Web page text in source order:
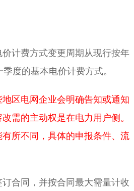
计费方式变更周期从现行按年
度的基本电价计费方式。
区电网企业会明确告知或通知
需的主动权是在电力用户侧。
所不同，具体的申报条件、流
合同，并按合同最大需量计收